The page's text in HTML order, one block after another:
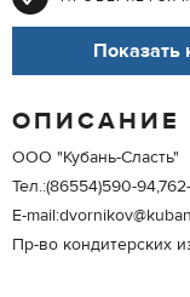
Показать
ОПИСАНИЕ
ООО "Кубань-Сласть"
Тел.:(86554)590-
E-
Пр-во кондитерских